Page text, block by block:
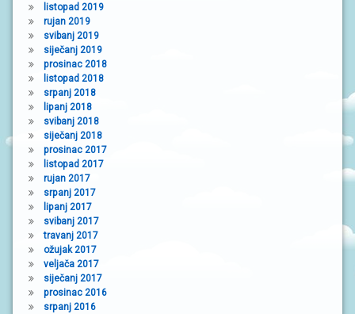
listopad 2019
rujan 2019
svibanj 2019
siječanj 2019
prosinac 2018
listopad 2018
srpanj 2018
lipanj 2018
svibanj 2018
siječanj 2018
prosinac 2017
listopad 2017
rujan 2017
srpanj 2017
lipanj 2017
svibanj 2017
travanj 2017
ožujak 2017
veljača 2017
siječanj 2017
prosinac 2016
srpanj 2016